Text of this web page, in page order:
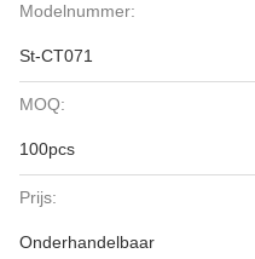
Modelnummer:
St-CT071
MOQ:
100pcs
Prijs:
Onderhandelbaar